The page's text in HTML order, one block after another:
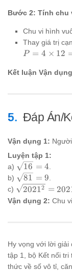
Bước 2: Tính chu
Chu vi hình
Thay giá trị
P = 4
12 =
P = 4 × 12
Kết luận Vận
Đáp Án/
Vận dụng 1:
Luyện tập 1:
a) \sqrt{16}
= 4
16 = 4.
b) \sqrt{81}
= 9
81 = 9.
c) \sqrt{2021^2}
= 2021
20212 =
Vận dụng 2: Chu
Hy vọng với lời giải
tập 1, bộ Kết nối tri
thức về số vô tỉ,